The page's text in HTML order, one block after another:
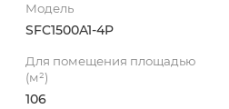
Модель
SFC1500A1-4P
Для помещения площадью
(м²)
106